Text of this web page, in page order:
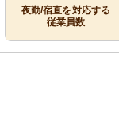
夜勤/宿直を対応する
従業員数